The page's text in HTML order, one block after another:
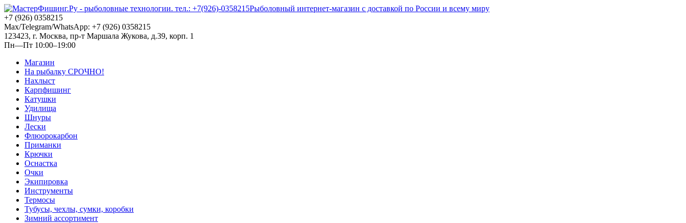
Рыболовный интернет-магазин с доставкой по России и всему миру
+7 (926) 0358215
Max/Telegram/WhatsApp: +7 (926) 0358215
123423, г. Москва, пр-т Маршала Жукова, д.39, корп. 1
Пн—Пт 10:00–19:00
Магазин
На рыбалку СРОЧНО!
Нахлыст
Карпфишинг
Катушки
Удилища
Шнуры
Лески
Флюорокарбон
Приманки
Крючки
Оснастка
Очки
Экипировка
Инструменты
Термосы
Тубусы, чехлы, сумки, коробки
Зимний ассортимент